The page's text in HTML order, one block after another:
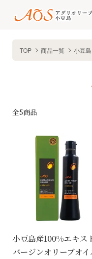
TOP 商品一覧 小豆
全5商品
小豆島産100%エキス
バージンオリーブオ